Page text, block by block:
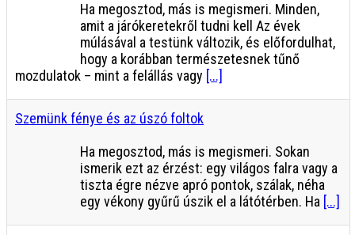
Ha megosztod, más is megismeri. Minden,
amit a járókeretekről tudni kell Az évek
múlásával a testünk változik, és előfordulhat,
hogy a korábban természetesnek tűnő
mozdulatok – mint a felállás vagy [...]
Szemünk fénye és az úszó foltok
Ha megosztod, más is megismeri. Sokan
ismerik ezt az érzést: egy világos falra vagy a
tiszta égre nézve apró pontok, szálak, néha
egy vékony gyűrű úszik el a látótérben. Ha [...]